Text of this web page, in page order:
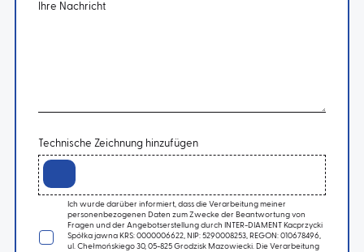
Ihre Nachricht
Technische Zeichnung hinzufügen
Ich wurde darüber informiert, dass die Verarbeitung meiner
personenbezogenen Daten zum Zwecke der Beantwortung von
Fragen und der Angebotserstellung durch INTER-DIAMENT Kacprzycki
Spółka jawna KRS: 0000006622, NIP: 5290008253, REGON: 010678496,
ul. Chełmońskiego 30, 05-825 Grodzisk Mazowiecki. Die Verarbeitung